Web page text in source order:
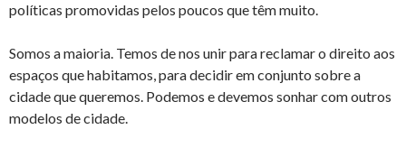
políticas promovidas pelos poucos que têm muito.
Somos a maioria. Temos de nos unir para reclamar o direito aos
espaços que habitamos, para decidir em conjunto sobre a
cidade que queremos. Podemos e devemos sonhar com outros
modelos de cidade.